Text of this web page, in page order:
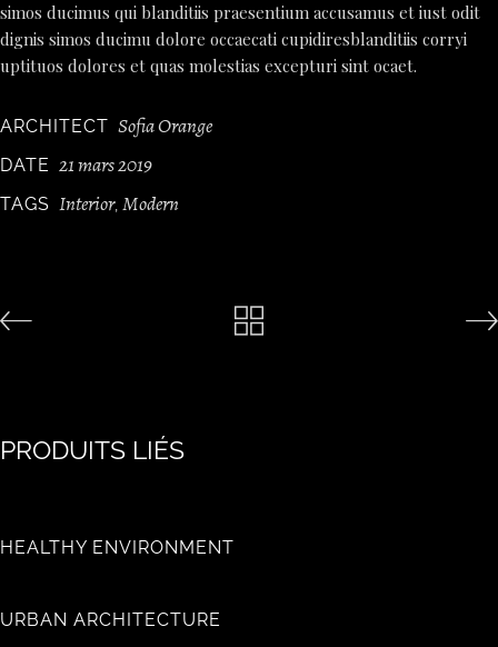
simos ducimus qui blanditiis praesentium accusamus et iust odit
dignis simos ducimu dolore occaecati cupidiresblanditiis corryi
uptituos dolores et quas molestias excepturi sint ocaet.
ARCHITECT Sofia Orange
DATE 21 mars 2019
TAGS Interior, Modern
PRODUITS LIÉS
HEALTHY ENVIRONMENT
URBAN ARCHITECTURE